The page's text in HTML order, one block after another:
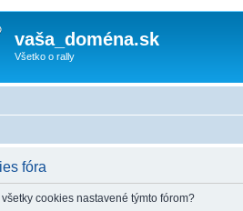
vaša_doména.sk
Všetko o rally
fóra
cookies nastavené týmto fórom?